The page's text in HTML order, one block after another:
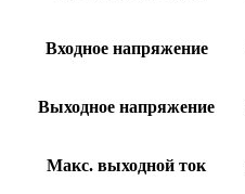
Входное напряжение
Выходное напряжение
Макс. выходной ток